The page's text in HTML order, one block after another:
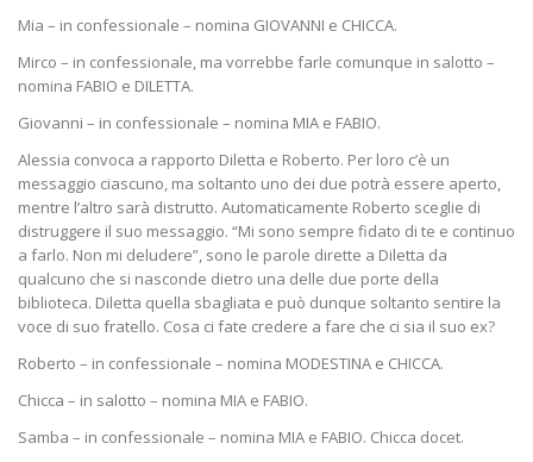
Mia – in confessionale – nomina GIOVANNI e CHICCA.
Mirco – in confessionale, ma vorrebbe farle comunque in salotto –
nomina FABIO e DILETTA.
Giovanni – in confessionale – nomina MIA e FABIO.
Alessia convoca a rapporto Diletta e Roberto. Per loro c’è un
messaggio ciascuno, ma soltanto uno dei due potrà essere aperto,
mentre l’altro sarà distrutto. Automaticamente Roberto sceglie di
distruggere il suo messaggio. “Mi sono sempre fidato di te e continuo
a farlo. Non mi deludere”, sono le parole dirette a Diletta da
qualcuno che si nasconde dietro una delle due porte della
biblioteca. Diletta quella sbagliata e può dunque soltanto sentire la
voce di suo fratello. Cosa ci fate credere a fare che ci sia il suo ex?
Roberto – in confessionale – nomina MODESTINA e CHICCA.
Chicca – in salotto – nomina MIA e FABIO.
Samba – in confessionale – nomina MIA e FABIO. Chicca docet.